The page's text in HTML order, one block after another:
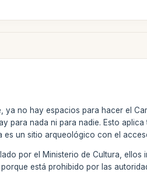
ya no hay espacios para hacer el
para nada ni para nadie. Esto
es un sitio arqueológico con el
por el Ministerio de Cultura,
está prohibido por las